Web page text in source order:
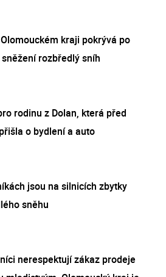
kraji pokrývá po
rozbředlý sníh
rodinu z Dolan, která před
o bydlení a auto
jsou na silnicích zbytky
sněhu
nerespektují zákaz prodeje